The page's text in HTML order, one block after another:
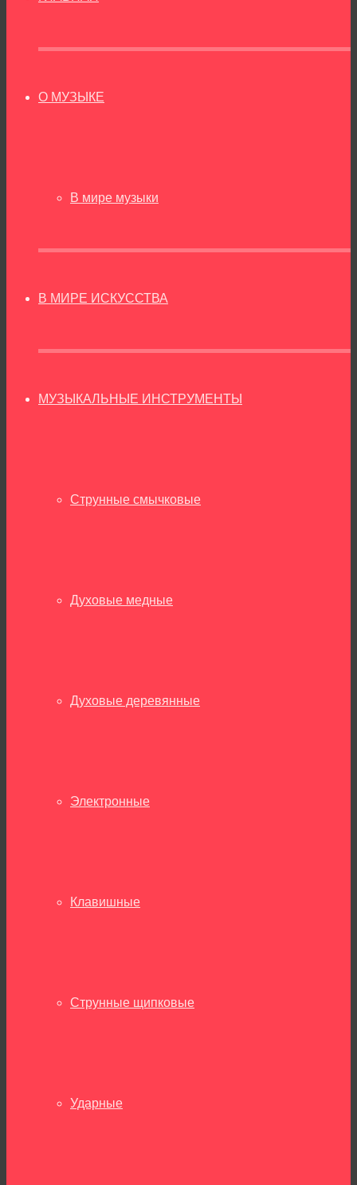
О МУЗЫКЕ
В мире музыки
В МИРЕ ИСКУССТВА
МУЗЫКАЛЬНЫЕ ИНСТРУМЕНТЫ
Струнные смычковые
Духовые медные
Духовые деревянные
Электронные
Клавишные
Струнные щипковые
Ударные